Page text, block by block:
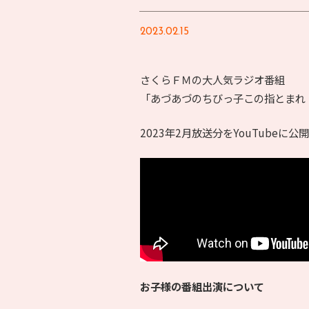
2023.02.15
さくらＦＭの大人気ラジオ番組
「あづあづのちびっ子この指とまれ
2023年2月放送分をYouTubeに公開
お子様の番組出演について